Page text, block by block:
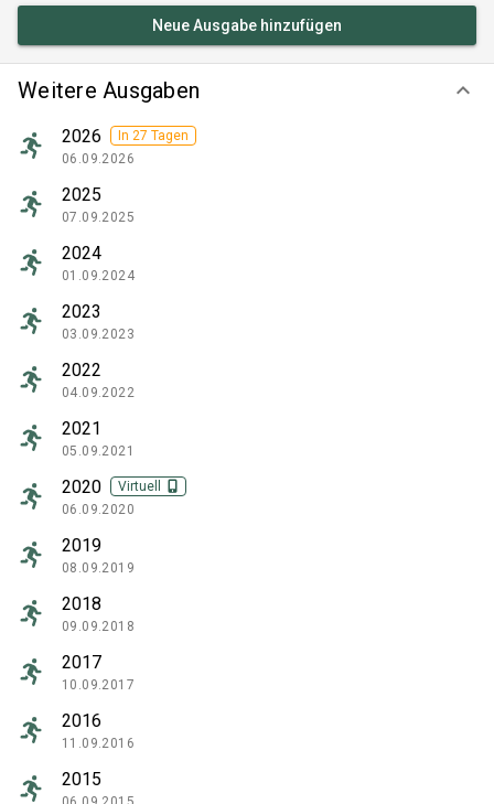
Neue Ausgabe hinzufügen
Weitere Ausgaben keyboard_arrow_down
2026
In 27 Tagen
06.09.2026
2025
07.09.2025
2024
01.09.2024
2023
03.09.2023
2022
04.09.2022
2021
05.09.2021
2020
Virtuell
06.09.2020
2019
08.09.2019
2018
09.09.2018
2017
10.09.2017
2016
11.09.2016
2015